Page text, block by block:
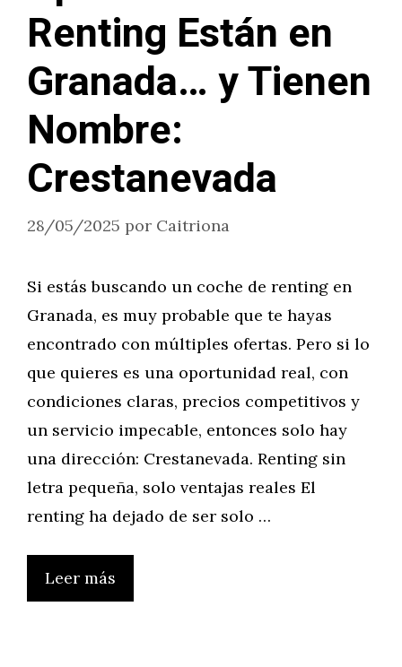
Renting Están en
Granada… y Tienen
Nombre:
Crestanevada
28/05/2025 por Caitriona
Si estás buscando un coche de renting en
Granada, es muy probable que te hayas
encontrado con múltiples ofertas. Pero si lo
que quieres es una oportunidad real, con
condiciones claras, precios competitivos y
un servicio impecable, entonces solo hay
una dirección: Crestanevada. Renting sin
letra pequeña, solo ventajas reales El
renting ha dejado de ser solo …
Leer más